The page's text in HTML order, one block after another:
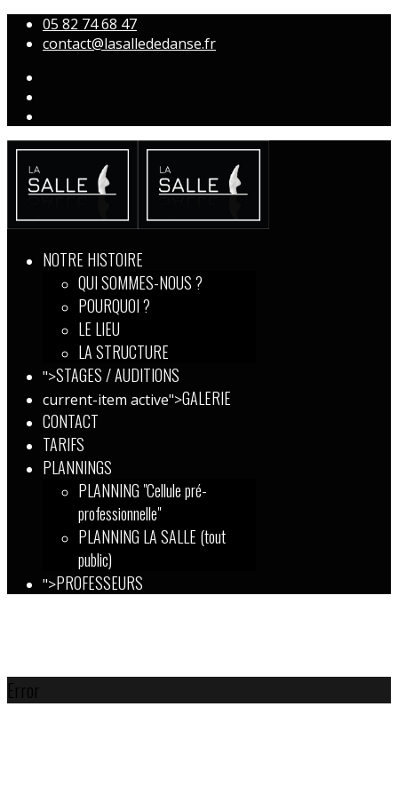
05 82 74 68 47
contact@lasallededanse.fr
NOTRE HISTOIRE
QUI SOMMES-NOUS ?
POURQUOI ?
LE LIEU
LA STRUCTURE
">STAGES / AUDITIONS
current-item active">GALERIE
CONTACT
TARIFS
PLANNINGS
PLANNING "Cellule pré-
professionnelle"
PLANNING LA SALLE (tout
public)
">PROFESSEURS
Error